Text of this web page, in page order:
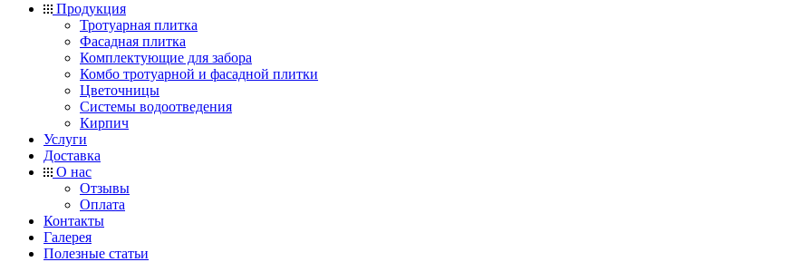
Продукция
Тротуарная плитка
Фасадная плитка
Комплектующие для забора
Комбо тротуарной и фасадной плитки
Цветочницы
Системы водоотведения
Кирпич
Услуги
Доставка
О нас
Отзывы
Оплата
Контакты
Галерея
Полезные статьи